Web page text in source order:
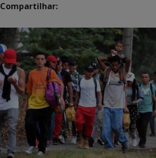
Compartilhar: